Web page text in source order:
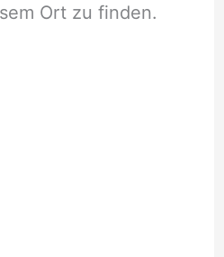
Ort zu finden.